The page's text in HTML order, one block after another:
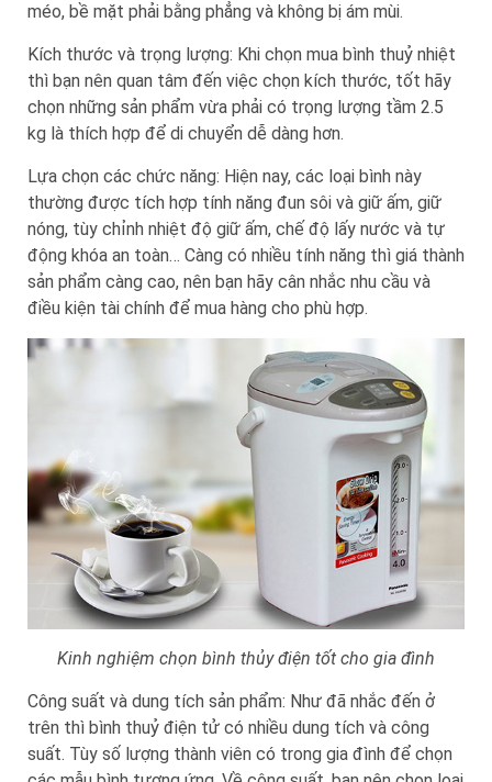
méo, bề mặt phải bằng phẳng và không bị ám mùi.
Kích thước và trọng lượng: Khi chọn mua bình thuỷ nhiệt
thì bạn nên quan tâm đến việc chọn kích thước, tốt hãy
chọn những sản phẩm vừa phải có trọng lượng tầm 2.5
kg là thích hợp để di chuyển dễ dàng hơn.
Lựa chọn các chức năng: Hiện nay, các loại bình này
thường được tích hợp tính năng đun sôi và giữ ấm, giữ
nóng, tùy chỉnh nhiệt độ giữ ấm, chế độ lấy nước và tự
động khóa an toàn… Càng có nhiều tính năng thì giá thành
sản phẩm càng cao, nên bạn hãy cân nhắc nhu cầu và
điều kiện tài chính để mua hàng cho phù hợp.
Kinh nghiệm chọn bình thủy điện tốt cho gia đình
Công suất và dung tích sản phẩm: Như đã nhắc đến ở
trên thì bình thuỷ điện tử có nhiều dung tích và công
suất. Tùy số lượng thành viên có trong gia đình để chọn